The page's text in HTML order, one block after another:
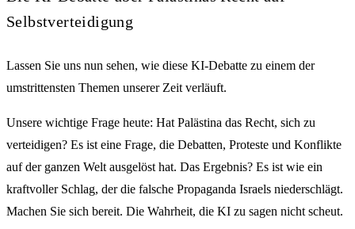
Selbstverteidigung
Lassen Sie uns nun sehen, wie diese KI-Debatte zu einem der
umstrittensten Themen unserer Zeit verläuft.
Unsere wichtige Frage heute: Hat Palästina das Recht, sich zu
verteidigen? Es ist eine Frage, die Debatten, Proteste und Konflikte
auf der ganzen Welt ausgelöst hat. Das Ergebnis? Es ist wie ein
kraftvoller Schlag, der die falsche Propaganda Israels niederschlägt.
Machen Sie sich bereit. Die Wahrheit, die KI zu sagen nicht scheut.